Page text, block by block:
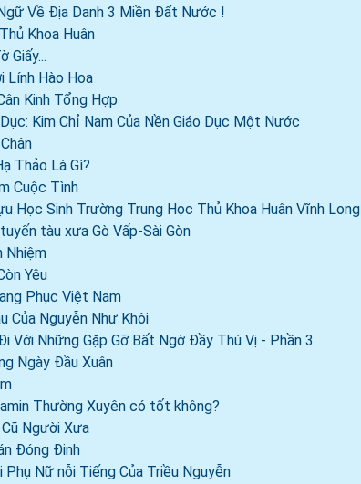
Về Địa Danh 3 Miền Đất Nước !
Khoa Huân
Giấy...
Lính Hào Hoa
Kinh Tổng Hợp
Kim Chỉ Nam Của Nền Giáo Dục Một Nước
Thảo Là Gì?
Cuộc Tình
Học Sinh Trường Trung Học Thủ Khoa Huân Vĩnh Long
tàu xưa Gò Vấp-Sài Gòn
Nhiệm
Yêu
Phục Việt Nam
Của Nguyễn Như Khôi
Với Những Gặp Gỡ Bất Ngờ Đầy Thú Vị - Phần 3
Ngày Đầu Xuân
Thường Xuyên có tốt không?
Cũ Người Xưa
Đóng Đinh
Nữ nỗi Tiếng Của Triều Nguyễn